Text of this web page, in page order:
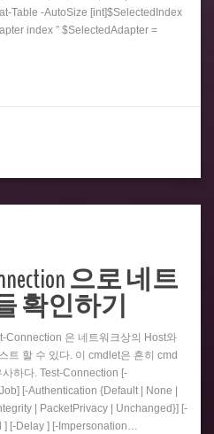
Table -AutoSize [int]$SelectedIndex
index ” $SelectedAdapter =
으로 네트
확인하기
Connection 은 네트워크상의 Host와
트 할 수 있다. 이 cmdlet은 흔히 cmd
하다. Test-Connection [-
[-Authentication {Default | None |
| PacketPrivacy | Unchanged}] [-
] [-Delay ] [-Impersonation…